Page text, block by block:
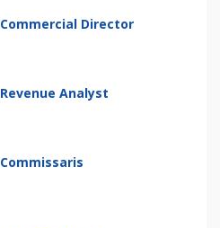
Commercial Director
Revenue Analyst
Commissaris